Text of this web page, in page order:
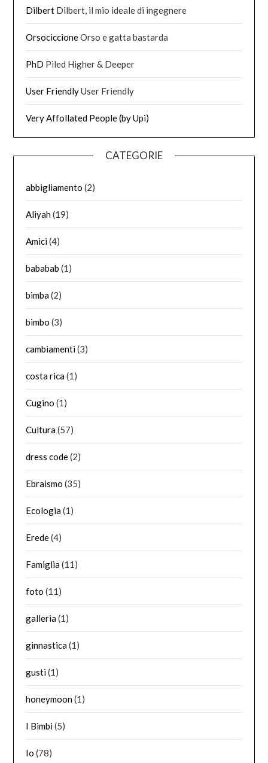
Dilbert Dilbert, il mio ideale di ingegnere
OrsociccioneOrso e gatta bastarda
PhD Piled Higher & Deeper
User FriendlyUser Friendly
Very Affollated People (by Upi)
CATEGORIE
abbigliamento (2)
Aliyah(19)
Amici(4)
bababab (1)
bimba(2)
bimbo (3)
cambiamenti(3)
costa rica(1)
Cugino (1)
Cultura(57)
dress code(2)
Ebraismo (35)
Ecologia(1)
Erede(4)
Famiglia(11)
foto (11)
galleria(1)
ginnastica(1)
gusti(1)
honeymoon(1)
I Bimbi(5)
Io (78)